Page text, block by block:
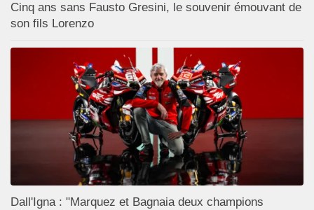
Cinq ans sans Fausto Gresini, le souvenir émouvant de
son fils Lorenzo
Dall'Igna : "Marquez et Bagnaia deux champions